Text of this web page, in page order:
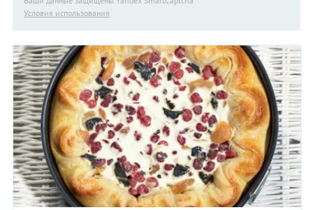
Условия использования